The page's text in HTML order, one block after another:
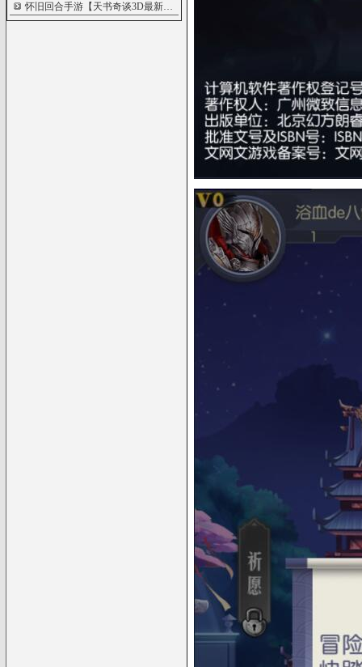
怀旧回合手游【天书奇谈3D最新魔改版】